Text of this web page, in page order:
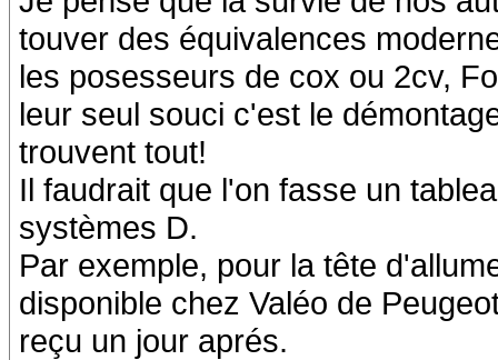
touver des équivalences
les posesseurs de cox ou 2cv,
leur seul souci c'est le
trouvent tout!
Il faudrait que l'on fasse un
systèmes D.
Par exemple, pour la tête
disponible chez Valéo de
reçu un jour aprés.